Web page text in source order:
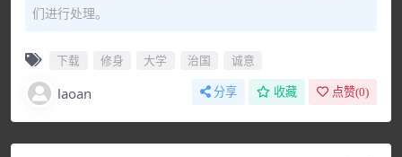
们进行处理。
下载 修身 大学 治国 诚意
laoan 分享 收藏 点赞(0)